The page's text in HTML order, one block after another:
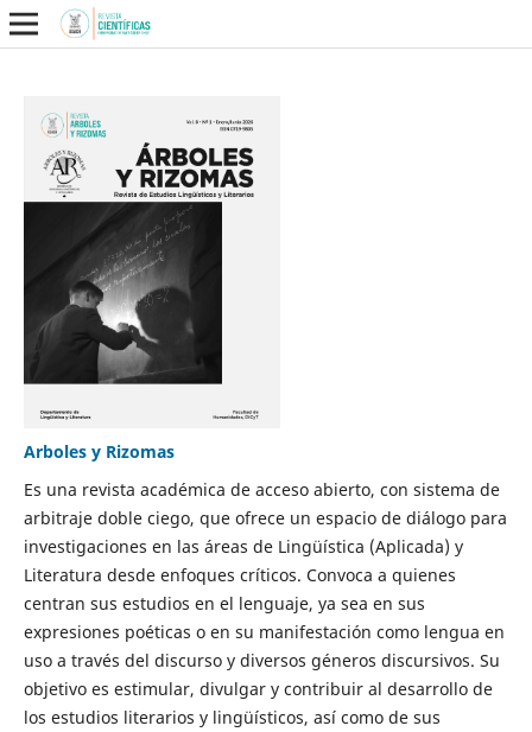
Arboles y Rizomas
Es una revista académica de acceso abierto, con sistema de
arbitraje doble ciego, que ofrece un espacio de diálogo para
investigaciones en las áreas de Lingüística (Aplicada) y
Literatura desde enfoques críticos. Convoca a quienes
centran sus estudios en el lenguaje, ya sea en sus
expresiones poéticas o en su manifestación como lengua en
uso a través del discurso y diversos géneros discursivos. Su
objetivo es estimular, divulgar y contribuir al desarrollo de
los estudios literarios y lingüísticos, así como de sus